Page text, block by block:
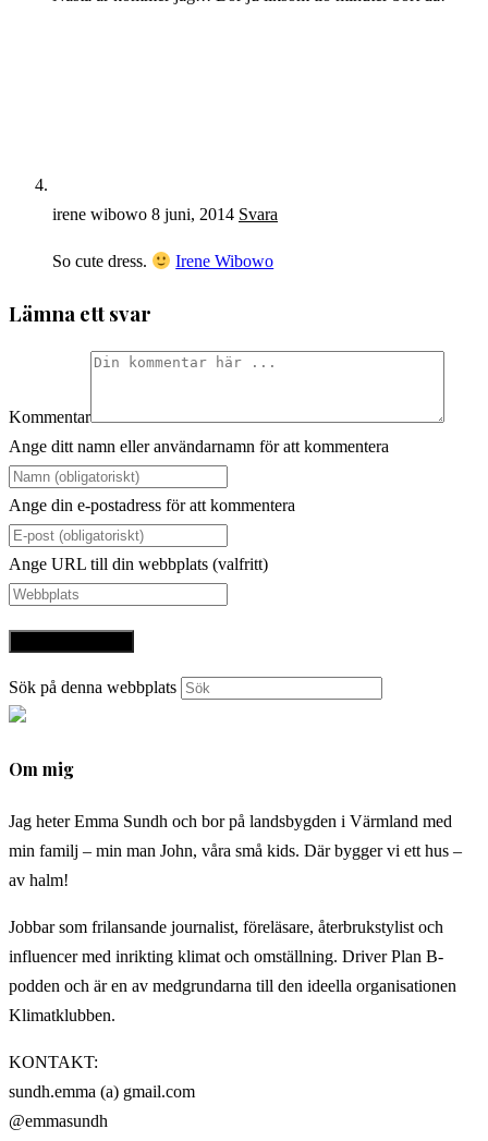
irene wibowo 8 juni, 2014 Svara
So cute dress. Irene Wibowo
Lämna ett svar
Kommentar
Ange ditt namn eller användarnamn för att kommentera
Ange din e-postadress för att kommentera
Ange URL till din webbplats (valfritt)
Sök på denna webbplats
Om mig
Jag heter Emma Sundh och bor på landsbygden i Värmland med
min familj – min man John, våra små kids. Där bygger vi ett hus –
av halm!
Jobbar som frilansande journalist, föreläsare, återbrukstylist och
influencer med inrikting klimat och omställning. Driver Plan B-
podden och är en av medgrundarna till den ideella organisationen
Klimatklubben.
KONTAKT:
sundh.emma (a) gmail.com
@emmasundh